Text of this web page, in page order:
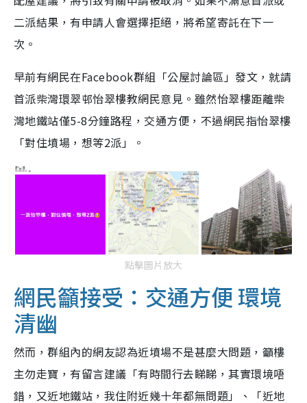
二派結果，有申請人會選擇拒絕，將希望寄託在下一
次。
早前有網民在Facebook群組「公屋討論區」發文，就請
首派柴灣環翠邨怡翠樓教網民意見。雖然怡翠樓距離柴
灣地鐵站僅5-8分鐘路程，交通方便，不過網民指怡翠樓
「對住墳場，想等2派」。
點擊圖片放大
網民籲接受：交通方便 環境
清幽
然而，群組內的網友認為近墳場不是甚麼大問題，籲樓
主勿走寶，有留言建議「有時間行去睇睇，其實環境唔
錯，又近地鐵站，我住附近幾十年都無問題」、「近地